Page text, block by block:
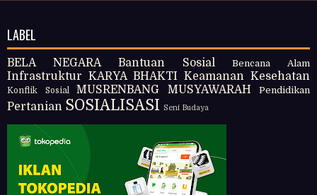
LABEL
BELA NEGARA Bantuan Sosial Bencana Alam
Infrastruktur KARYA BHAKTI Keamanan Kesehatan
Konflik Sosial MUSRENBANG MUSYAWARAH Pendidikan
Pertanian SOSIALISASI Seni Budaya